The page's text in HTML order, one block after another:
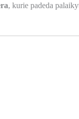
, kurie padeda